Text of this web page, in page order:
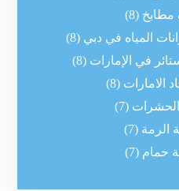
مطابخ (8)
المياه في دبي (8)
في الإمارات (8)
الامارات (8)
(7)
الرمة (7)
حمام (7)